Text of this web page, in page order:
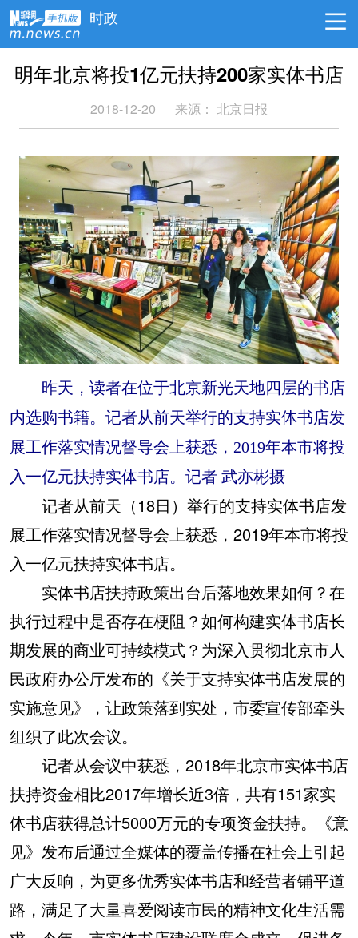
时政
明年北京将投1亿元扶持200家实体书店
2018-12-20 来源： 北京日报
昨天，读者在位于北京新光天地四层的书店
内选购书籍。记者从前天举行的支持实体书店发
展工作落实情况督导会上获悉，2019年本市将投
入一亿元扶持实体书店。记者 武亦彬摄
记者从前天（18日）举行的支持实体书店发
展工作落实情况督导会上获悉，2019年本市将投
入一亿元扶持实体书店。
实体书店扶持政策出台后落地效果如何？在
执行过程中是否存在梗阻？如何构建实体书店长
期发展的商业可持续模式？为深入贯彻北京市人
民政府办公厅发布的《关于支持实体书店发展的
实施意见》，让政策落到实处，市委宣传部牵头
组织了此次会议。
记者从会议中获悉，2018年北京市实体书店
扶持资金相比2017年增长近3倍，共有151家实
体书店获得总计5000万元的专项资金扶持。《意
见》发布后通过全媒体的覆盖传播在社会上引起
广大反响，为更多优秀实体书店和经营者铺平道
路，满足了大量喜爱阅读市民的精神文化生活需